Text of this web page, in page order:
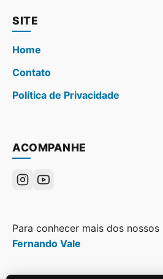
SITE
Home
Contato
Política de Privacidade
ACOMPANHE
Para conhecer mais dos
Fernando Vale